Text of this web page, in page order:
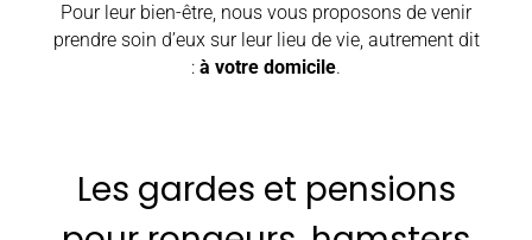
Pour leur bien-être, nous vous proposons de venir
prendre soin d’eux sur leur lieu de vie, autrement dit
: à votre domicile.
Les gardes et pensions